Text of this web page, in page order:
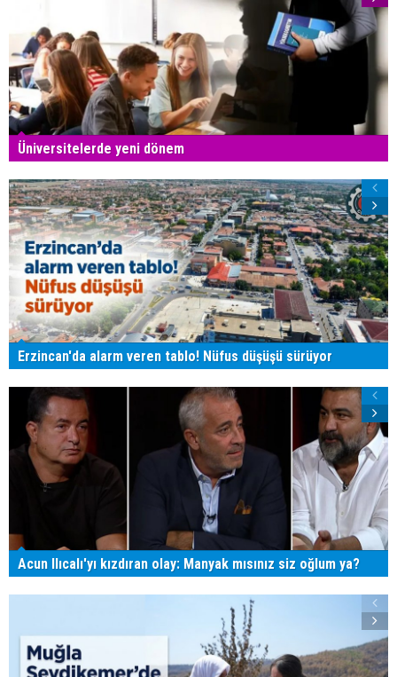
Üniversitelerde yeni dönem
Erzincan'da alarm veren tablo! Nüfus düşüşü sürüyor
Acun Ilıcalı'yı kızdıran olay: Manyak mısınız siz oğlum ya?